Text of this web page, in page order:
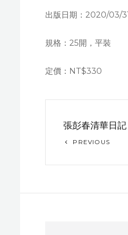
出版日期：2020/03/
規格：25開，平裝
定價：NT$330
航
張彭春清華日記
Previous
PREVIOUS